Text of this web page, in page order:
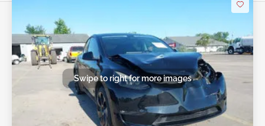
Swipe to right for more images